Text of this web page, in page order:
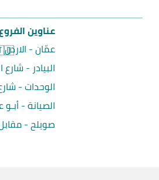
عناوين
عمّان - الاردن
البيادر - شارع
الوحدات -
الصيانة - أبـو
صويلح -